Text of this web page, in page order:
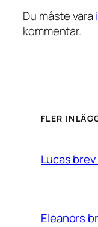
Du måste vara
kommentar.
FLER
Lucas
Eleanors